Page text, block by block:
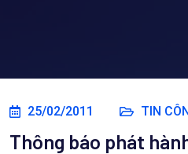
25/02/2011 TIN
Thông báo phát